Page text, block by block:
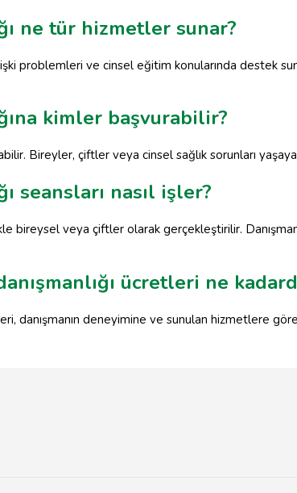
ne tür hizmetler sunar?
problemleri ve cinsel eğitim konularında destek
kimler başvurabilir?
Bireyler, çiftler veya cinsel sağlık sorunları
seansları nasıl işler?
bireysel veya çiftler olarak gerçekleştirilir.
ücretleri ne
danışmanın deneyimine ve sunulan hizmetlere